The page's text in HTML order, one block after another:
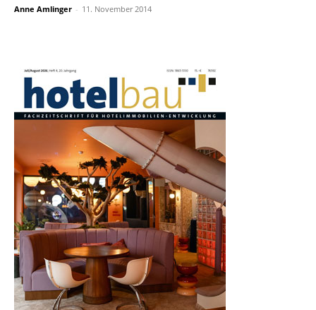
Anne Amlinger - 11. November 2014